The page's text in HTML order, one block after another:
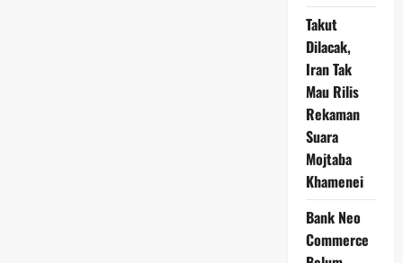
Takut
Dilacak,
Iran Tak
Mau Rilis
Rekaman
Suara
Mojtaba
Khamenei
Bank Neo
Commerce